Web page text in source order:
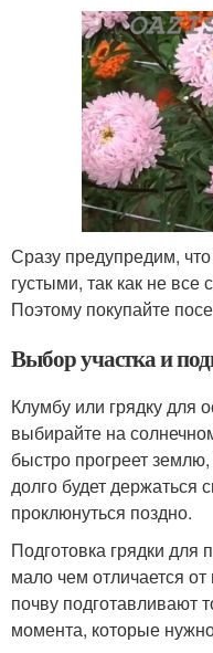
Сразу предупредим,
густыми, так как не
Поэтому покупайте
Выбор участка и
Клумбу или грядку для
выбирайте на
быстро прогреет
долго будет держаться
проклюнуться поздно.
Подготовка грядки для
мало чем отличается
почву подготавливают
момента, которые